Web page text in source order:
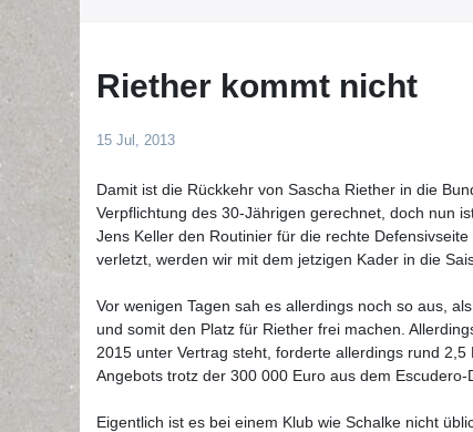
Riether kommt nicht
15 Jul, 2013
Damit ist die Rückkehr von Sascha Riether in die
Verpflichtung des 30-Jährigen gerechnet, doch nun
Jens Keller den Routinier für die rechte
verletzt, werden wir mit dem jetzigen Kader in die
Vor wenigen Tagen sah es allerdings noch so aus,
und somit den Platz für Riether frei machen.
2015 unter Vertrag steht, forderte allerdings rund
Angebots trotz der 300 000 Euro aus dem Escudero-
Eigentlich ist es bei einem Klub wie Schalke nicht